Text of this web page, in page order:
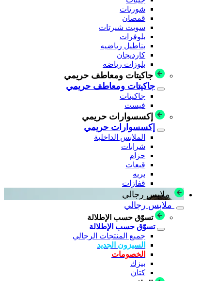
شورتات
قمصان
سويت شيرتات
بلوفرات
بناطيل رياضيه
كارديجان
بلوزات رياضه
جاكيتات ومعاطف حريمي
جاكيتات ومعاطف حريمي
جاكيتات
فيست
إكسسوارات حريمي
إكسسوارات حريمي
الملابس الداخلية
شرابات
حزام
قبعات
بريه
قفازات
ملابس رجالي
ملابس رجالي
تسوّق حسب الإطلالة
تسوّق حسب الإطلالة
جميع المنتجات الرجالي
السيزون الجديد
الخصومات
بيزك
كتان